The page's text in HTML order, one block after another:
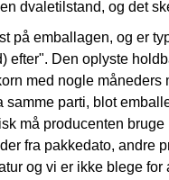
dvaletilstand, og det
på emballagen, og er
efter". Den oplyste
med nogle
samme parti, blot
må producenten
fra pakkedato, andre
og vi er ikke blege